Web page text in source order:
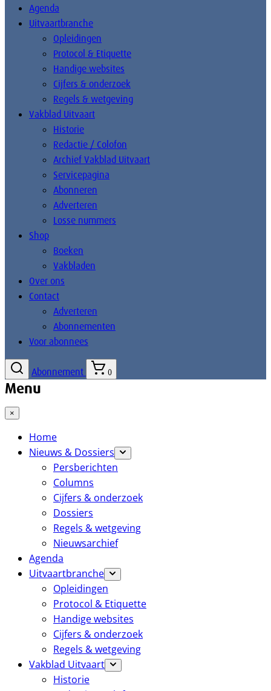
Agenda
Uitvaartbranche
Opleidingen
Protocol & Etiquette
Handige websites
Cijfers & onderzoek
Regels & wetgeving
Vakblad Uitvaart
Historie
Redactie / Colofon
Archief Vakblad Uitvaart
Servicepagina
Abonneren
Adverteren
Losse nummers
Shop
Boeken
Vakbladen
Over ons
Contact
Adverteren
Abonnementen
Voor abonnees
Abonnement 0
Menu
×
Home
Nieuws & Dossiers
Persberichten
Columns
Cijfers & onderzoek
Dossiers
Regels & wetgeving
Nieuwsarchief
Agenda
Uitvaartbranche
Opleidingen
Protocol & Etiquette
Handige websites
Cijfers & onderzoek
Regels & wetgeving
Vakblad Uitvaart
Historie